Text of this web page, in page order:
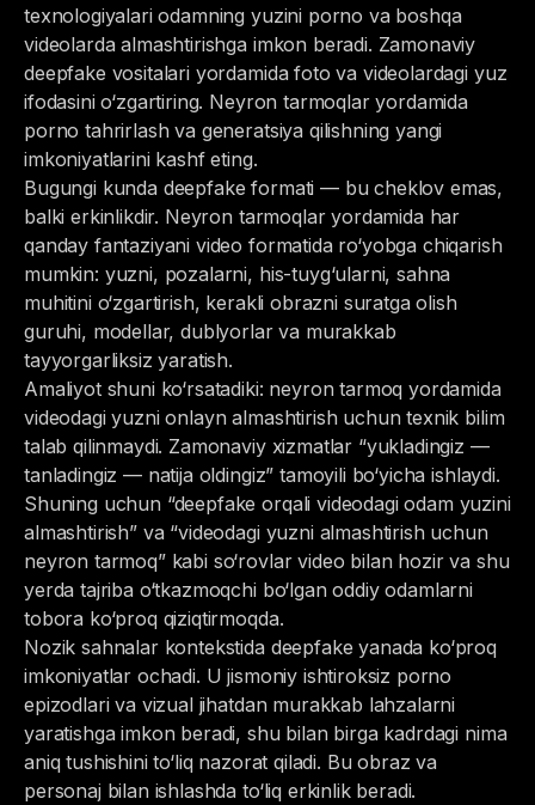
texnologiyalari odamning yuzini porno va boshqa
videolarda almashtirishga imkon beradi. Zamonaviy
deepfake vositalari yordamida foto va videolardagi yuz
ifodasini o‘zgartiring. Neyron tarmoqlar yordamida
porno tahrirlash va generatsiya qilishning yangi
imkoniyatlarini kashf eting.
Bugungi kunda deepfake formati — bu cheklov emas,
balki erkinlikdir. Neyron tarmoqlar yordamida har
qanday fantaziyani video formatida ro‘yobga chiqarish
mumkin: yuzni, pozalarni, his-tuyg‘ularni, sahna
muhitini o‘zgartirish, kerakli obrazni suratga olish
guruhi, modellar, dublyorlar va murakkab
tayyorgarliksiz yaratish.
Amaliyot shuni ko‘rsatadiki: neyron tarmoq yordamida
videodagi yuzni onlayn almashtirish uchun texnik bilim
talab qilinmaydi. Zamonaviy xizmatlar “yukladingiz —
tanladingiz — natija oldingiz” tamoyili bo‘yicha ishlaydi.
Shuning uchun “deepfake orqali videodagi odam yuzini
almashtirish” va “videodagi yuzni almashtirish uchun
neyron tarmoq” kabi so‘rovlar video bilan hozir va shu
yerda tajriba o‘tkazmoqchi bo‘lgan oddiy odamlarni
tobora ko‘proq qiziqtirmoqda.
Nozik sahnalar kontekstida deepfake yanada ko‘proq
imkoniyatlar ochadi. U jismoniy ishtiroksiz porno
epizodlari va vizual jihatdan murakkab lahzalarni
yaratishga imkon beradi, shu bilan birga kadrdagi nima
aniq tushishini to‘liq nazorat qiladi. Bu obraz va
personaj bilan ishlashda to‘liq erkinlik beradi.